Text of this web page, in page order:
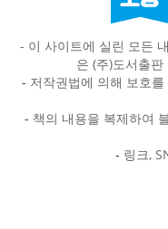
- 이 사이트에 실린 모든
은 (주)도서출
- 저작권법에 의해 보호
- 책의 내용을 복제하여
- 링크,